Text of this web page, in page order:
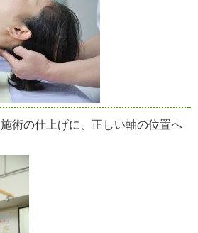
施術の仕上げに、正しい軸の位置へ